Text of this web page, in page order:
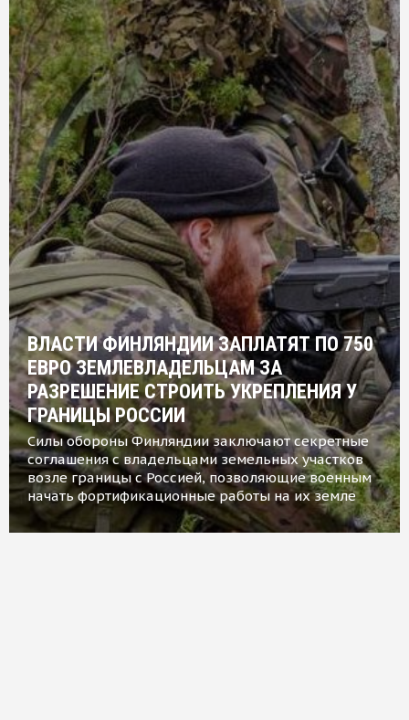
ВЛАСТИ ФИНЛЯНДИИ ЗАПЛАТЯТ ПО 750
ЕВРО ЗЕМЛЕВЛАДЕЛЬЦАМ ЗА
РАЗРЕШЕНИЕ СТРОИТЬ УКРЕПЛЕНИЯ У
ГРАНИЦЫ РОССИИ
Силы обороны Финляндии заключают секретные
соглашения с владельцами земельных участков
возле границы с Россией, позволяющие военным
начать фортификационные работы на их земле